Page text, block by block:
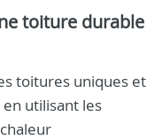
toiture durable
toitures uniques et
utilisant les